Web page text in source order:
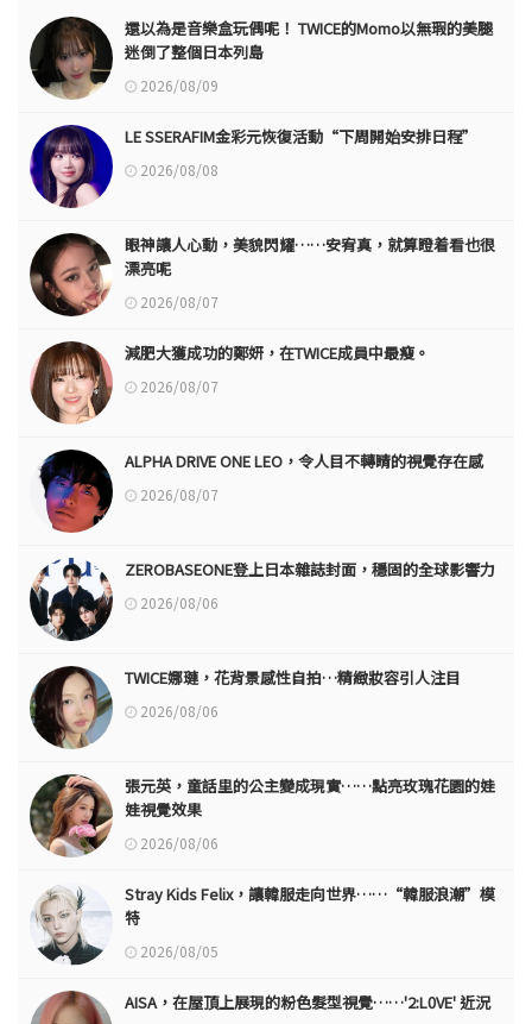
還以為是音樂盒玩偶呢！ TWICE的Momo以無瑕的美腿
迷倒了整個日本列島
2026/08/09
LE SSERAFIM金彩元恢復活動“下周開始安排日程”
2026/08/08
眼神讓人心動，美貌閃耀……安宥真，就算瞪着看也很
漂亮呢
2026/08/07
減肥大獲成功的鄭妍，在TWICE成員中最瘦。
2026/08/07
ALPHA DRIVE ONE LEO，令人目不轉睛的視覺存在感
2026/08/07
ZEROBASEONE登上日本雜誌封面，穩固的全球影響力
2026/08/06
TWICE娜璉，花背景感性自拍…精緻妝容引人注目
2026/08/06
張元英，童話里的公主變成現實……點亮玫瑰花園的娃
娃視覺效果
2026/08/06
Stray Kids Felix，讓韓服走向世界……“韓服浪潮”模
特
2026/08/05
AISA，在屋頂上展現的粉色髮型視覺……'2:L0VE' 近況